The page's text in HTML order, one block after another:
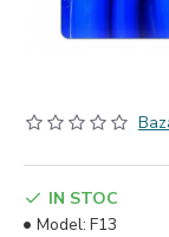
IN STOC
Model: F13